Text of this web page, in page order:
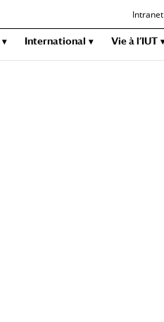
Intranet
International Vie à l’IUT